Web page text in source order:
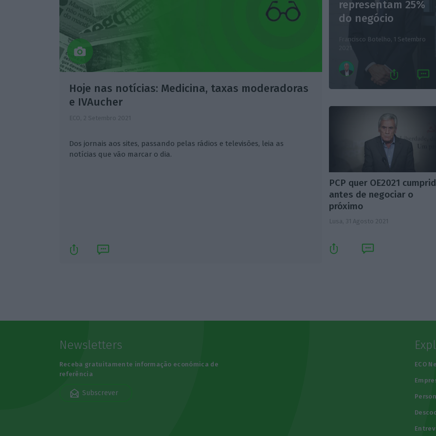
Hoje nas notícias: Medicina, taxas moderadoras
e IVAucher
ECO, 2 Setembro 2021
Dos jornais aos sites, passando pelas rádios e televisões, leia as
notícias que vão marcar o dia.
representam 25%
do negócio
Francisco Botelho, 1 Setembro
2021
PCP quer OE2021
antes de negociar o
próximo
Lusa, 31 Agosto 2021
Newsletters
Receba gratuitamente informação económica de
referência
Subscrever
ECO